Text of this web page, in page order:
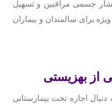
جسمی مراقبین و تسهیل
برای سالمندان و بیماران
از بهزیستی
اجاره تخت بیمارستانی